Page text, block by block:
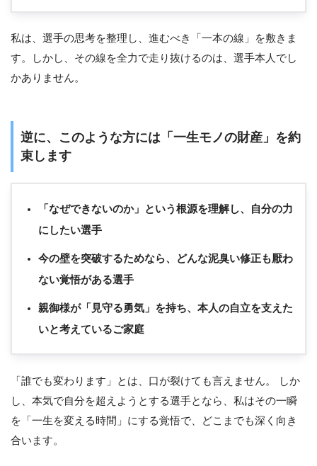
私は、選手の思考を整理し、進むべき「一本の線」を敷きま
す。しかし、その線を全力で走り抜けるのは、選手本人でし
かありません。
逆に、このような方には「一生モノの財産」を約
束します
「なぜできないのか」という根源を理解し、自分の力
にしたい選手
今の壁を突破するためなら、どんな泥臭い修正も厭わ
ない覚悟がある選手
親御様が「見守る勇気」を持ち、本人の自立を支えた
いと考えているご家庭
「誰でも変わります」とは、口が裂けても言えません。 しか
し、本気で自分を超えようとする選手となら、私はその一瞬
を「一生を変える時間」にする覚悟で、どこまでも深く向き
合います。